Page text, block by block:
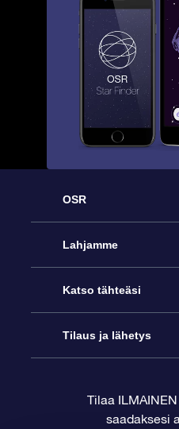
OSR
Palvelu
Ota meihin yhteyttä
Blogi
Arvostelut
Lahjamme
Online Star -lahja
OSR-lahjapakkaus
OSR-lahjakortti
Katso tähteäsi
Star Register
Henkilökohtainen
Tilaus ja lähetys
Maksutiedot
Tilaa
saadaksesi